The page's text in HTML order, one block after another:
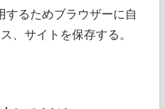
するためブラウザーに自
、サイトを保存する。